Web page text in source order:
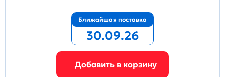
Ближайшая поставка
30.09.26